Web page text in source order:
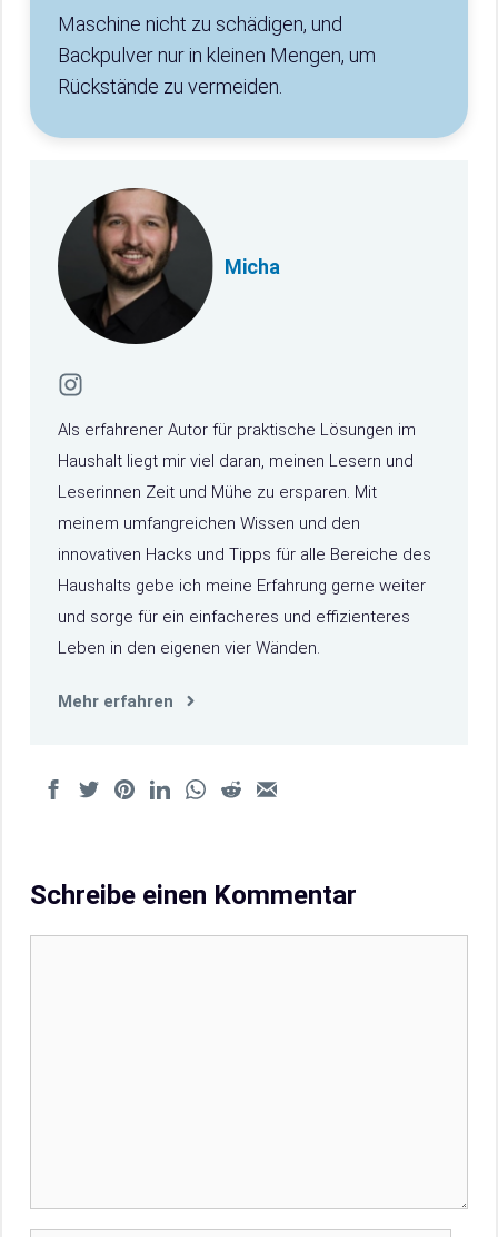
Maschine nicht zu schädigen, und
Backpulver nur in kleinen Mengen, um
Rückstände zu vermeiden.
Micha
Als erfahrener Autor für praktische Lösungen im
Haushalt liegt mir viel daran, meinen Lesern und
Leserinnen Zeit und Mühe zu ersparen. Mit
meinem umfangreichen Wissen und den
innovativen Hacks und Tipps für alle Bereiche des
Haushalts gebe ich meine Erfahrung gerne weiter
und sorge für ein einfacheres und effizienteres
Leben in den eigenen vier Wänden.
Mehr erfahren
Schreibe einen Kommentar